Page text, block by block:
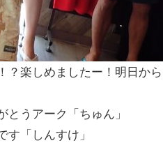
？楽しめましたー！明日か
うアーク「ちゅん」
す「しんすけ」